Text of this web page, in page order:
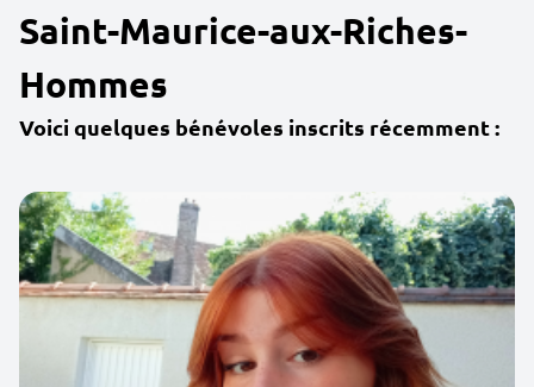
Saint-Maurice-aux-Riches-
Hommes
Voici quelques bénévoles inscrits récemment :